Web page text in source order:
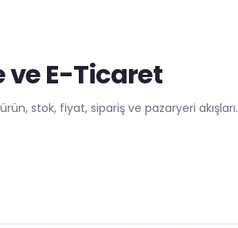
ve E-Ticaret
stok, fiyat, sipariş ve pazaryeri akışları.